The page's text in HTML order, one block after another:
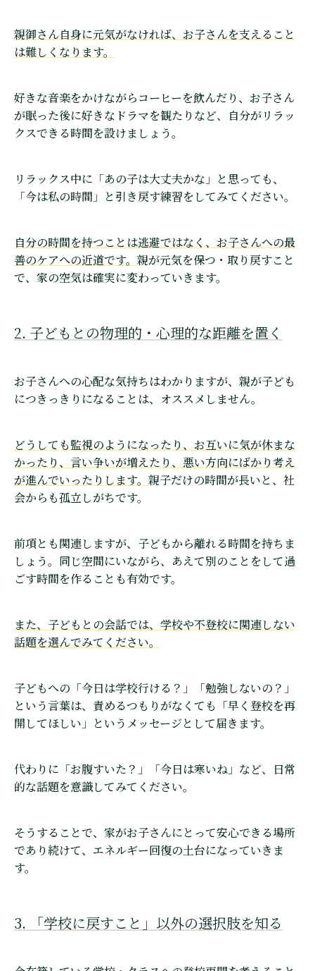
親御さん自身に元気がなければ、お子さんを支えること
は難しくなります。
好きな音楽をかけながらコーヒーを飲んだり、お子さん
が眠った後に好きなドラマを観たりなど、自分がリラッ
クスできる時間を設けましょう。
リラックス中に「あの子は大丈夫かな」と思っても、
「今は私の時間」と引き戻す練習をしてみてください。
自分の時間を持つことは逃避ではなく、お子さんへの最
善のケアへの近道です。 親が元気を保つ・取り戻すこと
で、家の空気は確実に変わっていきます。
2. 子どもとの物理的・心理的な距離を置く
お子さんへの心配な気持ちはわかりますが、親が子ども
につきっきりになることは、オススメしません。
どうしても監視のようになったり、お互いに気が休まな
かったり、言い争いが増えたり、悪い方向にばかり考え
が進んでいったりします。 親子だけの時間が長いと、社
会からも孤立しがちです。
前項とも関連しますが、子どもから離れる時間を持ちま
しょう。同じ空間にいながら、あえて別のことをして過
ごす時間を作ることも有効です。
また、子どもとの会話では、学校や不登校に関連しない
話題を選んでみてください。
子どもへの「今日は学校行ける？」「勉強しないの？」
という言葉は、責めるつもりがなくても「早く登校を再
開してほしい」というメッセージとして届きます。
代わりに「お腹すいた？」「今日は寒いね」など、日常
的な話題を意識してみてください。
そうすることで、家がお子さんにとって安心できる場所
であり続けて、エネルギー回復の土台になっていきま
す。
3. 「学校に戻すこと」以外の選択肢を知る